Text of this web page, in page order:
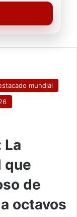
mundial
La
que
de
octavos